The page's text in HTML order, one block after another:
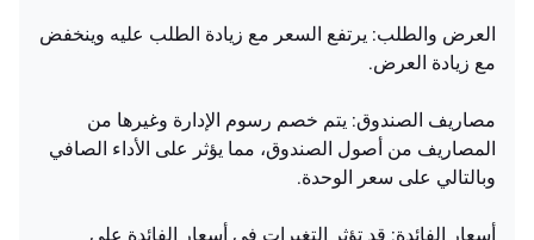
العرض والطلب: يرتفع السعر مع زيادة الطلب عليه وينخفض
مع زيادة العرض.
مصاريف الصندوق: يتم خصم رسوم الإدارة وغيرها من
المصاريف من أصول الصندوق، مما يؤثر على الأداء الصافي
وبالتالي على سعر الوحدة.
أسعار الفائدة: قد تؤثر التغيرات في أسعار الفائدة على